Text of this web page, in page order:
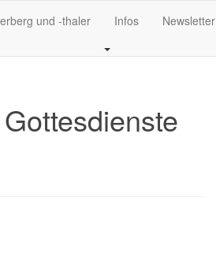
und -thaler Infos Newsletter